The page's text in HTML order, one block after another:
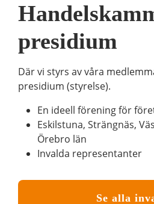
presidium
Där vi styrs av våra
presidium (styrelse).
En ideell förening för
Eskilstuna, Strängnäs,
Örebro län
Invalda representanter
Se alla